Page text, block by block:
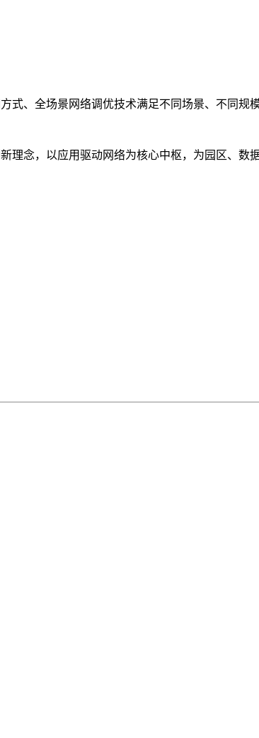
式、全场景网络调优技术满足不同场景、不同
理念，以应用驱动网络为核心中枢，为园区、